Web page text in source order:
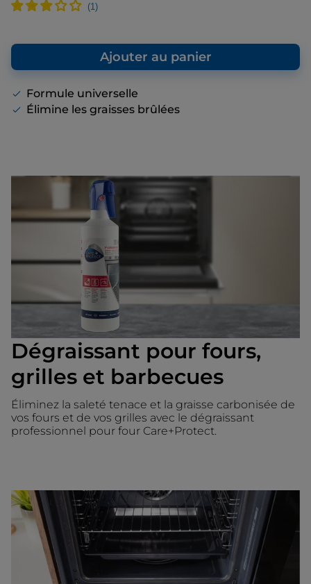
vous donne un point de repère par rapport
au prix de vente final que nous vous
proposons, même s’il n’y a pas de remise
Ajouter au panier
Formule universelle
Élimine les graisses brûlées
Dégraissant pour fours,
grilles et barbecues
Éliminez la saleté tenace et la graisse carbonisée de
vos fours et de vos grilles avec le dégraissant
professionnel pour four Care+Protect.